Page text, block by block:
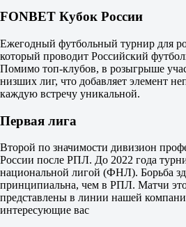
-
Динамо Махачкала
16 августа в 17:00
2.50
3.10
3.10
1X
X2
1.37
1.53
Фора
1
2
0
1.75
FONBET Кубок России
Ежегодный футбольный турнир для
который проводит Российский
Помимо топ-клубов, в розыгрыше
низших лиг, что добавляет элемент
каждую встречу уникальной.
Первая лига
Второй по значимости дивизион
России после РПЛ. До 2022 года
национальной лигой (ФНЛ). Борьба
принципиальна, чем в РПЛ. Матчи
представлены в линии нашей
интересующие вас